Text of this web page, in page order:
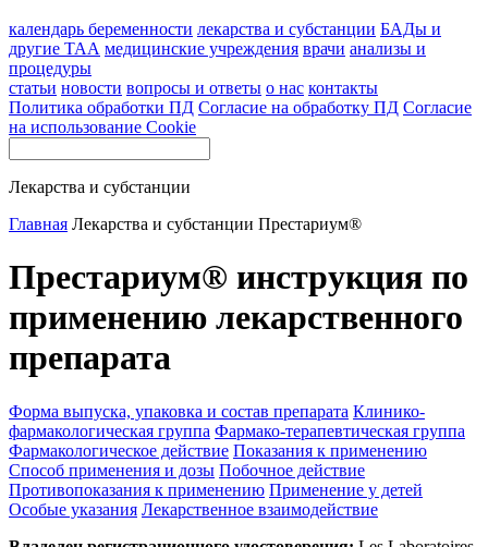
календарь беременности лекарства и субстанции БАДы и
другие ТАА медицинские учреждения врачи анализы и
процедуры
статьи новости вопросы и ответы о нас контакты
Политика обработки ПД Согласие на обработку ПД Согласие
на использование Cookie
Лекарства и субстанции
Главная Лекарства и субстанции Престариум®
Престариум® инструкция по
применению лекарственного
препарата
Форма выпуска, упаковка и состав препарата Клинико-
фармакологическая группа Фармако-терапевтическая группа
Фармакологическое действие Показания к применению
Способ применения и дозы Побочное действие
Противопоказания к применению Применение у детей
Особые указания Лекарственное взаимодействие